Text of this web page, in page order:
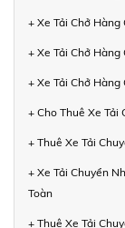
+ Xe Tải Chở
+ Xe Tải Chở
+ Xe Tải Chở
+ Cho Thuê Xe Tải
+ Thuê Xe Tải
+ Xe Tải Chuyển
Toàn
+ Thuê Xe Tải